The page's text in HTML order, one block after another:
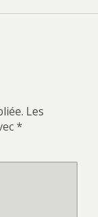
Les
*